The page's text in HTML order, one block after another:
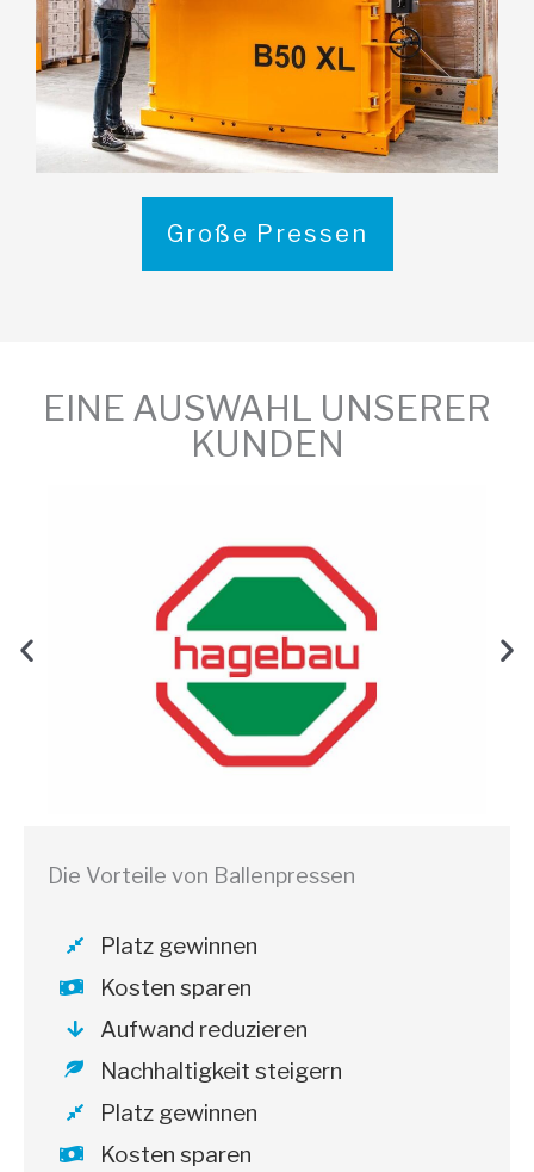
Große Pressen
EINE AUSWAHL UNSERER
KUNDEN
Die Vorteile von Ballenpressen
Platz gewinnen
Kosten sparen
Aufwand reduzieren
Nachhaltigkeit steigern
Platz gewinnen
Kosten sparen